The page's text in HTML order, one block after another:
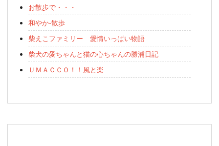
お散歩で・・・
和やか-散歩
柴えこファミリー 愛情いっぱい物語
柴犬の愛ちゃんと猫の心ちゃんの勝浦日記
ＵＭＡＣＣＯ！！風と楽